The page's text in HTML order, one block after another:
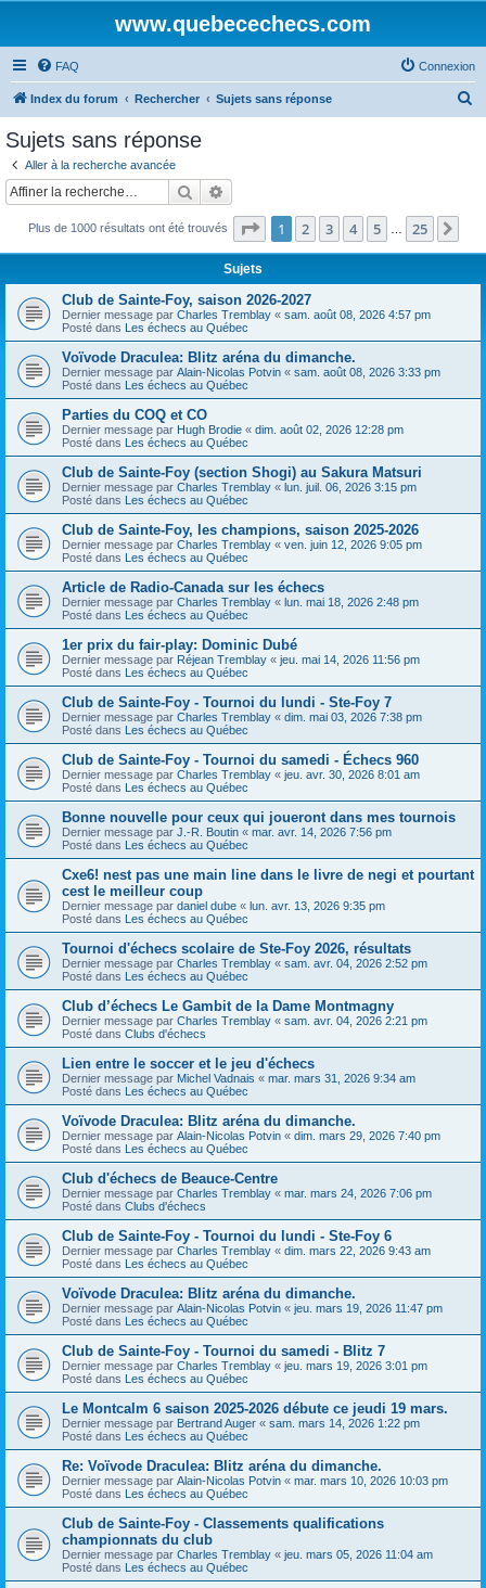
www.quebecechecs.com
FAQ Connexion
Index du forum Rechercher Sujets sans réponse
c
Sujets sans réponse
Aller à la recherche avancée
Rechercher
Plus de 1000 résultats ont été trouvés Page 1sur25
1 2 3 4 5 25
Sujets
Club de Sainte-Foy, saison 2026-2027
Dernier message par Charles Tremblay « sam. août 08, 2026 4:57 pm
Posté dans Les échecs au Québec
Voïvode Draculea: Blitz aréna du dimanche.
Dernier message par Alain-Nicolas Potvin « sam. août 08, 2026 3:33 pm
Posté dans Les échecs au Québec
Parties du COQ et CO
Dernier message par Hugh Brodie « dim. août 02, 2026 12:28 pm
Posté dans Les échecs au Québec
Club de Sainte-Foy (section Shogi) au Sakura Matsuri
Dernier message par Charles Tremblay « lun. juil. 06, 2026 3:15 pm
Posté dans Les échecs au Québec
Club de Sainte-Foy, les champions, saison 2025-2026
Dernier message par Charles Tremblay « ven. juin 12, 2026 9:05 pm
Posté dans Les échecs au Québec
Article de Radio-Canada sur les échecs
Dernier message par Charles Tremblay « lun. mai 18, 2026 2:48 pm
Posté dans Les échecs au Québec
1er prix du fair-play: Dominic Dubé
Dernier message par Réjean Tremblay « jeu. mai 14, 2026 11:56 pm
Posté dans Les échecs au Québec
Club de Sainte-Foy - Tournoi du lundi - Ste-Foy 7
Dernier message par Charles Tremblay « dim. mai 03, 2026 7:38 pm
Posté dans Les échecs au Québec
Club de Sainte-Foy - Tournoi du samedi - Échecs 960
Dernier message par Charles Tremblay « jeu. avr. 30, 2026 8:01 am
Posté dans Les échecs au Québec
Bonne nouvelle pour ceux qui joueront dans mes tournois
Dernier message par J.-R. Boutin « mar. avr. 14, 2026 7:56 pm
Posté dans Les échecs au Québec
Cxe6! nest pas une main line dans le livre de negi et pourtant
cest le meilleur coup
Dernier message par daniel dube « lun. avr. 13, 2026 9:35 pm
Posté dans Les échecs au Québec
Tournoi d'échecs scolaire de Ste-Foy 2026, résultats
Dernier message par Charles Tremblay « sam. avr. 04, 2026 2:52 pm
Posté dans Les échecs au Québec
Club d’échecs Le Gambit de la Dame Montmagny
Dernier message par Charles Tremblay « sam. avr. 04, 2026 2:21 pm
Posté dans Clubs d'échecs
Lien entre le soccer et le jeu d'échecs
Dernier message par Michel Vadnais « mar. mars 31, 2026 9:34 am
Posté dans Les échecs au Québec
Voïvode Draculea: Blitz aréna du dimanche.
Dernier message par Alain-Nicolas Potvin « dim. mars 29, 2026 7:40 pm
Posté dans Les échecs au Québec
Club d'échecs de Beauce-Centre
Dernier message par Charles Tremblay « mar. mars 24, 2026 7:06 pm
Posté dans Clubs d'échecs
Club de Sainte-Foy - Tournoi du lundi - Ste-Foy 6
Dernier message par Charles Tremblay « dim. mars 22, 2026 9:43 am
Posté dans Les échecs au Québec
Voïvode Draculea: Blitz aréna du dimanche.
Dernier message par Alain-Nicolas Potvin « jeu. mars 19, 2026 11:47 pm
Posté dans Les échecs au Québec
Club de Sainte-Foy - Tournoi du samedi - Blitz 7
Dernier message par Charles Tremblay « jeu. mars 19, 2026 3:01 pm
Posté dans Les échecs au Québec
Le Montcalm 6 saison 2025-2026 débute ce jeudi 19 mars.
Dernier message par Bertrand Auger « sam. mars 14, 2026 1:22 pm
Posté dans Les échecs au Québec
Re: Voïvode Draculea: Blitz aréna du dimanche.
Dernier message par Alain-Nicolas Potvin « mar. mars 10, 2026 10:03 pm
Posté dans Les échecs au Québec
Club de Sainte-Foy - Classements qualifications
championnats du club
Dernier message par Charles Tremblay « jeu. mars 05, 2026 11:04 am
Posté dans Les échecs au Québec